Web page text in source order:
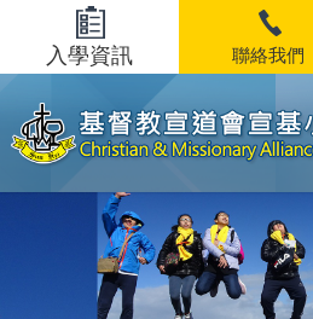
入學資訊 聯絡我們